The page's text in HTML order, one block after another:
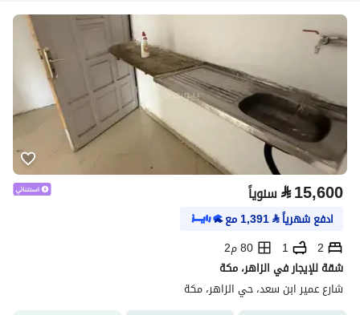
⃁15,600 سنوياً
ادفع شهرياً⃁
1,391مع
2
1
80 م2
شقة للإيجار في الزاهر، مكة
شارع عمير ابن سعد، حي الزاهر، مكة